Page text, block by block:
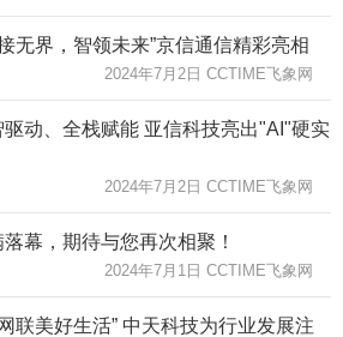
无界，智领未来”京信通信精彩亮相
2024年7月2日 CCTIME飞象网
动、全栈赋能 亚信科技亮出"AI"硬实
2024年7月2日 CCTIME飞象网
幕，期待与您再次相聚！
2024年7月1日 CCTIME飞象网
联美好生活” 中天科技为行业发展注